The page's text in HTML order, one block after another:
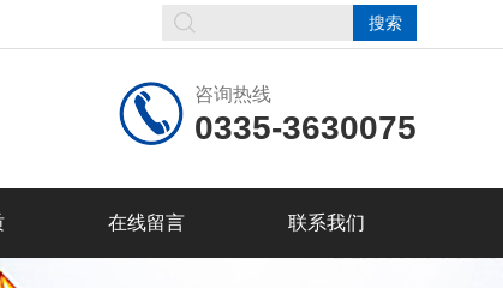
咨询热线
0335-3630075
在线留言 联系我们